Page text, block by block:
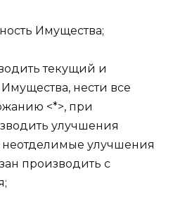
Имущества;
текущий и
нести все
<*>, при
улучшения
улучшения
производить с